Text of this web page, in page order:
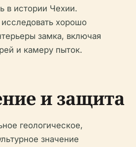
в истории Чехии.
хорошо
замка, включая
и камеру пыток.
и защита
геологическое,
значение